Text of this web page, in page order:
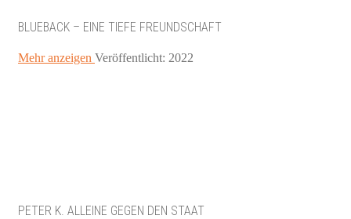
BLUEBACK – EINE TIEFE FREUNDSCHAFT
Mehr anzeigen Veröffentlicht: 2022
PETER K. ALLEINE GEGEN DEN STAAT